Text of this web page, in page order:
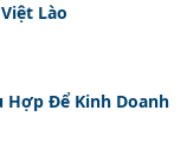
Lào
Hợp Để Kinh Doanh